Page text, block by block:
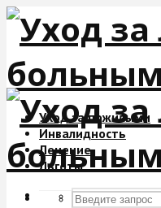
Уход за пожилыми
Инвалидность
Лечение
Льготы